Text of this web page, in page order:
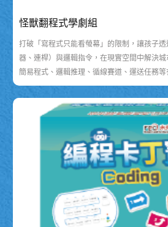
怪獸翻程式學劇組
打破「寫程式只能看螢幕」的限制，讓孩子
器、連桿）與邏輯指令，在現實空間中解決
簡易程式、邏輯推理、循線賽道、運送任務
出屬於自己的小機器人任務，將抽象運算思
超能力！